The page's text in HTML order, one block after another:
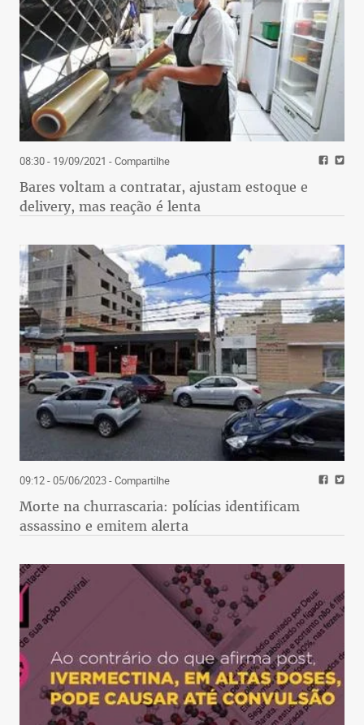
08:30 - 19/09/2021 - Compartilhe
Bares voltam a contratar, ajustam estoque e
delivery, mas reação é lenta
09:12 - 05/06/2023- Compartilhe
Morte na churrascaria: polícias identificam
assassino e emitem alerta